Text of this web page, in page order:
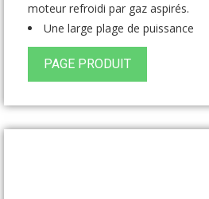
moteur refroidi par gaz aspirés.
Une large plage de puissance
PAGE PRODUIT